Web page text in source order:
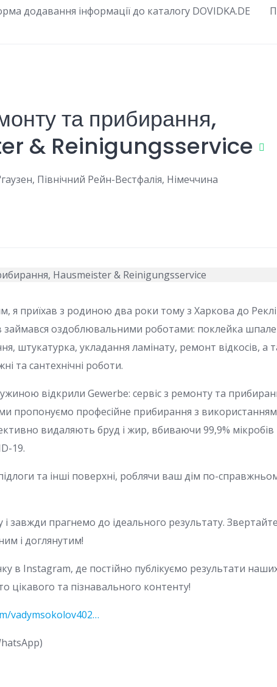
додавання інформації до каталогу DOVIDKA.DE
та прибирання,
& Reinigungsservice
Північний Рейн-Вестфалія, Німеччина
я приїхав з родиною два роки тому з Харкова до
займався оздоблювальними роботами: поклейка
штукатурка, укладання ламінату, ремонт відкосів, а
та сантехнічні роботи.
відкрили Gewerbe: сервіс з ремонту та
пропонуємо професійне прибирання з використанням
видаляють бруд і жир, вбиваючи 99,9% мікробів
19.
та інші поверхні, роблячи ваш дім по-
прагнемо до ідеального результату.
і доглянутим!
в Instagram, де постійно публікуємо результати
цікавого та пізнавального контенту!
vadymsokolov402…